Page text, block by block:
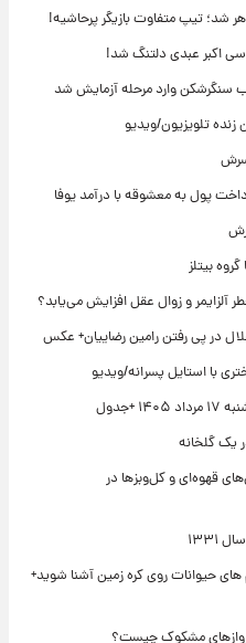
شد؛ تیپ متفاوت بازیگر پرحاشیه!
اکبر عبدی دلتنگ شد!
سنگرشکن وارد مرحله آزمایش شد
تلویزیون/ویدیو
پول به معشوقه با درآمد یوفا
بیتلز
آلزایمر و زوال عقل افزایش می‌یابد؟
در پی رفتن رامین رضاییان+ عکس
با استایل پسرانه/ویدیو
یک گلخانه
قهوه‌ای و کل‌وبزها در
حیوانات روی کره زمین آشنا شوید+